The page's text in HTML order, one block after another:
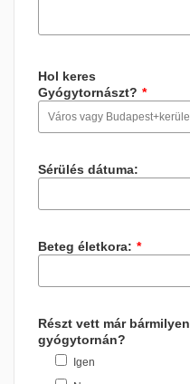
Hol keres
Gyógytornászt? *
Sérülés dátuma:
Beteg életkora: *
Részt vett már bármilyen
gyógytornán?
Igen